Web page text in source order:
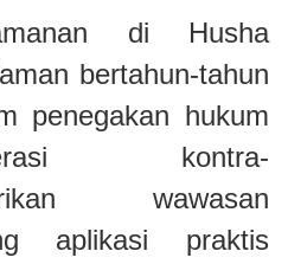
di Husha
bertahun-tahun
penegakan hukum
kontra-
wawasan
aplikasi praktis